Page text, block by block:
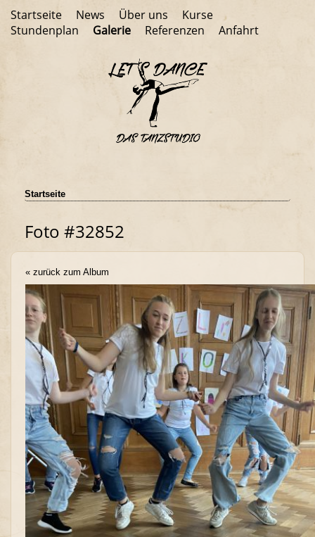
Startseite News Über uns
Kurse
Stundenplan
Galerie Referenzen Anfahrt
Startseite
Foto #32852
« zurück zum Album